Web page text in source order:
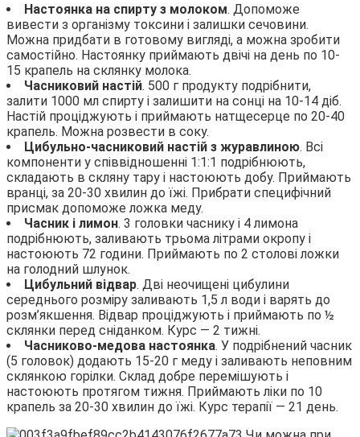
Настоянка на спирту з молоком. Допоможе
вивести з організму токсини і залишки сечовини.
Можна придбати в готовому вигляді, а можна зробити
самостійно. Настоянку приймають двічі на день по 10-
15 крапель на склянку молока.
Часниковий настій. 500 г продукту подрібнити,
залити 1000 мл спирту і залишити на сонці на 10-14 діб.
Настій проціджують і приймають натщесерце по 20-40
крапель. Можна розвести в соку.
Цибульно-часниковий настій з журавлиною. Всі
компоненти у співвідношенні 1:1:1 подрібнюють,
складають в скляну тару і настоюють добу. Приймають
вранці, за 20-30 хвилин до їжі. Прибрати специфічний
присмак допоможе ложка меду.
Часник і лимон. 3 головки часнику і 4 лимона
подрібнюють, заливають трьома літрами окропу і
настоюють 72 години. Приймають по 2 столові ложки
на голодний шлунок.
Цибульний відвар. Дві неочищені цибулини
середнього розміру заливають 1,5 л води і варять до
розм’якшення. Відвар проціджують і приймають по ½
склянки перед сніданком. Курс — 2 тижні.
Часниково-медова настоянка. У подрібнений часник
(5 головок) додають 15-20 г меду і заливають неповним
склянкою горілки. Склад добре перемішують і
настоюють протягом тижня. Приймають ліки по 10
крапель за 20-30 хвилин до їжі. Курс терапії — 21 день.